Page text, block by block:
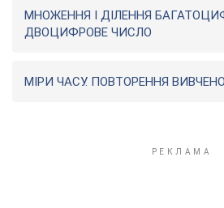
МНОЖЕННЯ І ДІЛЕННЯ
ДВОЦИФРОВЕ ЧИСЛО
МІРИ ЧАСУ. ПОВТОРЕННЯ